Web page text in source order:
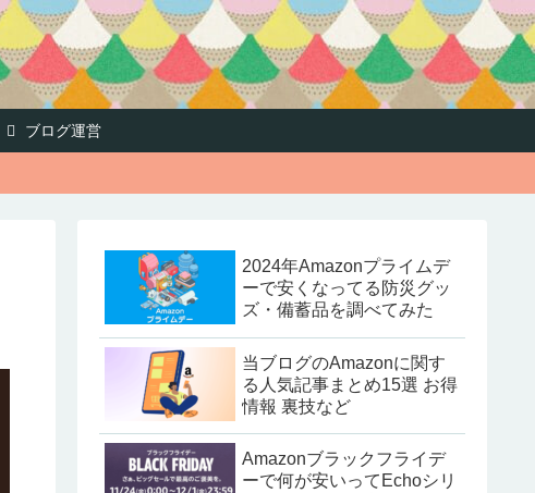
ブログ運営
2024年Amazonプライムデ
ーで安くなってる防災グッ
ズ・備蓄品を調べてみた
当ブログのAmazonに関す
る人気記事まとめ15選 お得
情報 裏技など
Amazonブラックフライデ
ーで何が安いってEchoシリ